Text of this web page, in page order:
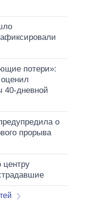
потери»:
40-дневной
о
прорыва
центру